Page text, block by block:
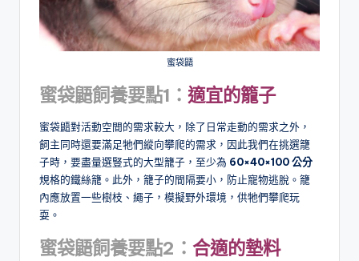
蜜袋鼯
蜜袋鼯飼養要點1： 適宜的籠子
蜜袋鼯對活動空間的需求較大，除了日常走動的需求之外，
飼主同時還要滿足牠們縱向攀爬的需求，因此我們在挑選籠
子時，要盡量選豎式的大型籠子，至少為 60×40×100 公分
規格的鐵絲籠。此外，籠子的間隔要小，防止寵物逃脫。籠
內應放置一些樹枝、繩子，模擬野外環境，供牠們攀爬玩
耍。
蜜袋鼯飼養要點2： 合適的墊料